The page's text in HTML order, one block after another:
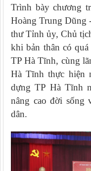
Trình bày chương
Hoàng Trung
thư Tỉnh ủy, Chủ
khi bản thân có
TP Hà Tĩnh, cùng
Hà Tĩnh thực hiện
dựng TP Hà Tĩnh
nâng cao đời sống
dân.